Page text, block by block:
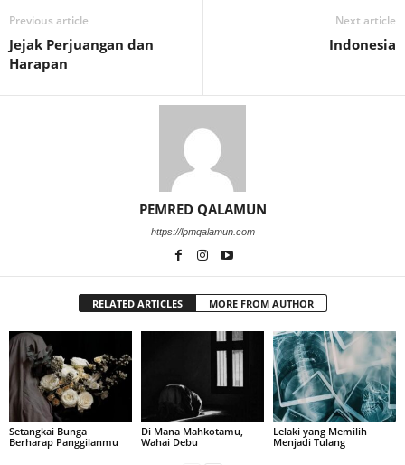
Previous article
Jejak Perjuangan dan
Harapan
Next article
Indonesia
PEMRED QALAMUN
https://lpmqalamun.com
RELATED ARTICLES MORE FROM AUTHOR
Setangkai Bunga
Berharap Panggilanmu
Di Mana Mahkotamu,
Wahai Debu
Lelaki yang Memilih
Menjadi Tulang